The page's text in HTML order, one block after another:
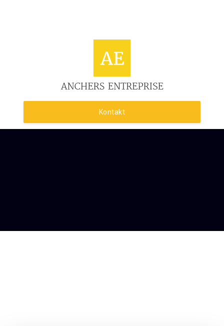
Kontakt